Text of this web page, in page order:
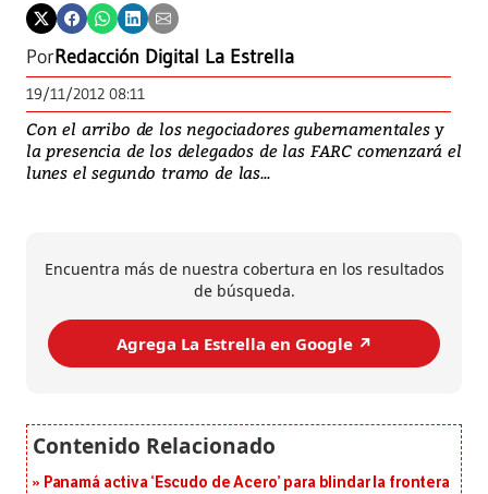
PorRedacción Digital La Estrella
19/11/2012 08:11
Con el arribo de los negociadores gubernamentales y
la presencia de los delegados de las FARC comenzará el
lunes el segundo tramo de las...
Encuentra más de nuestra cobertura en los resultados
de búsqueda.
Agrega La Estrella en Google ↗️
Panamá activa ‘Escudo de Acero’ para blindar la frontera